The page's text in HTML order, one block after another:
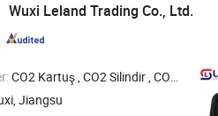
Wuxi Leland Trading Co., Ltd.
CO2 Kartuş , CO2 Silindir , CO2 Bisiklet Şişirici , A/C Drenaj Tabancası , CO2 Enjeksiyon
Jiangsu